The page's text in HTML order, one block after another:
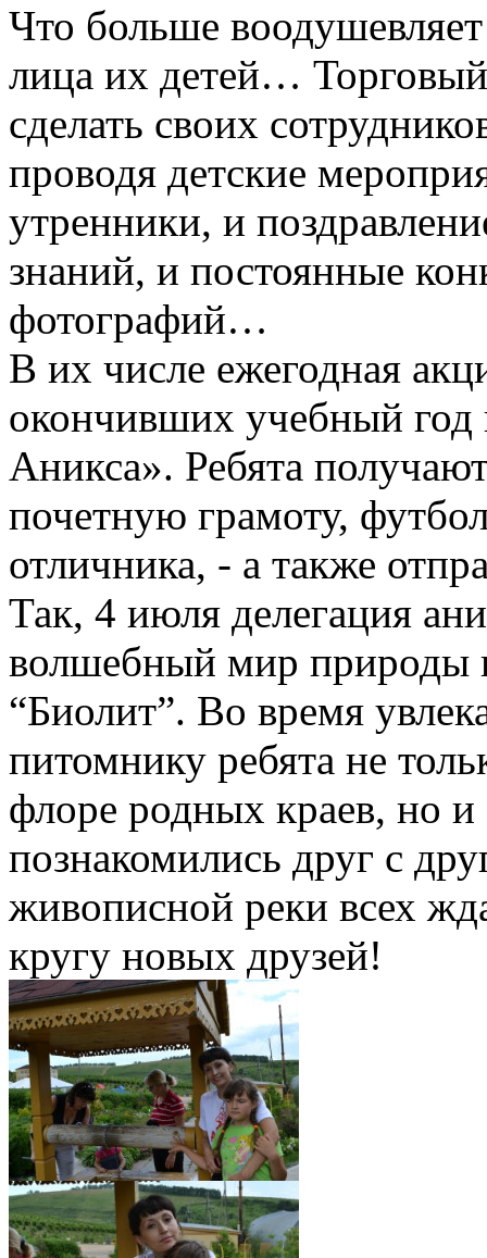
Что больше
лица их детей…
сделать своих
проводя детские
утренники, и
знаний, и постоянные
фотографий…
В их числе ежегодная
окончивших учебный
Аникса». Ребята
почетную грамоту,
отличника, - а также
Так, 4 июля делегация
волшебный мир природы
“Биолит”. Во время
питомнику ребята не
флоре родных краев, но и
познакомились друг с
живописной реки всех
кругу новых друзей!